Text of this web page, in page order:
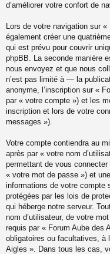
d’améliorer votre confort de
Lors de votre navigation sur
également créer une
qui est prévu pour couvrir
phpBB. La seconde manière
nous envoyez et que nous
n’est pas limité à — la
anonyme, l’inscription sur «
par « votre compte ») et les
inscription et lors de votre
messages »).
Votre compte contiendra au
après par « votre nom
permettant de vous
« votre mot de passe ») et
informations de votre compte
protégées par les lois de
qui héberge notre serveur.
nom d’utilisateur, de votre
requis par « Forum Aube des
obligatoires ou facultatives, à
Aigles ». Dans tous les cas,